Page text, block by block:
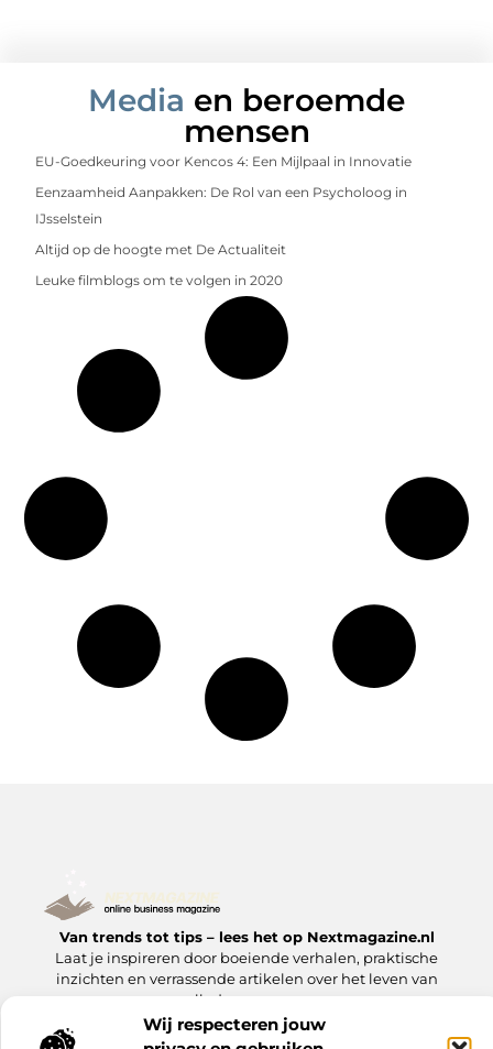
Wij respecteren jouw
Media en beroemde
mensen
EU-Goedkeuring voor Kencos 4: Een Mijlpaal in Innovatie
Eenzaamheid Aanpakken: De Rol van een Psycholoog in
IJsselstein
Altijd op de hoogte met De Actualiteit
Leuke filmblogs om te volgen in 2020
Van trends tot tips – lees het op Nextmagazine.nl
Laat je inspireren door boeiende verhalen, praktische
inzichten en verrassende artikelen over het leven van
alledag en meer.